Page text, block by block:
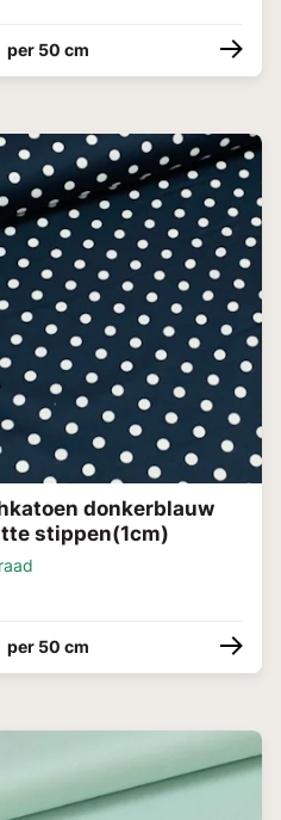
per 50 cm
donkerblauw
stippen(1cm)
per 50 cm